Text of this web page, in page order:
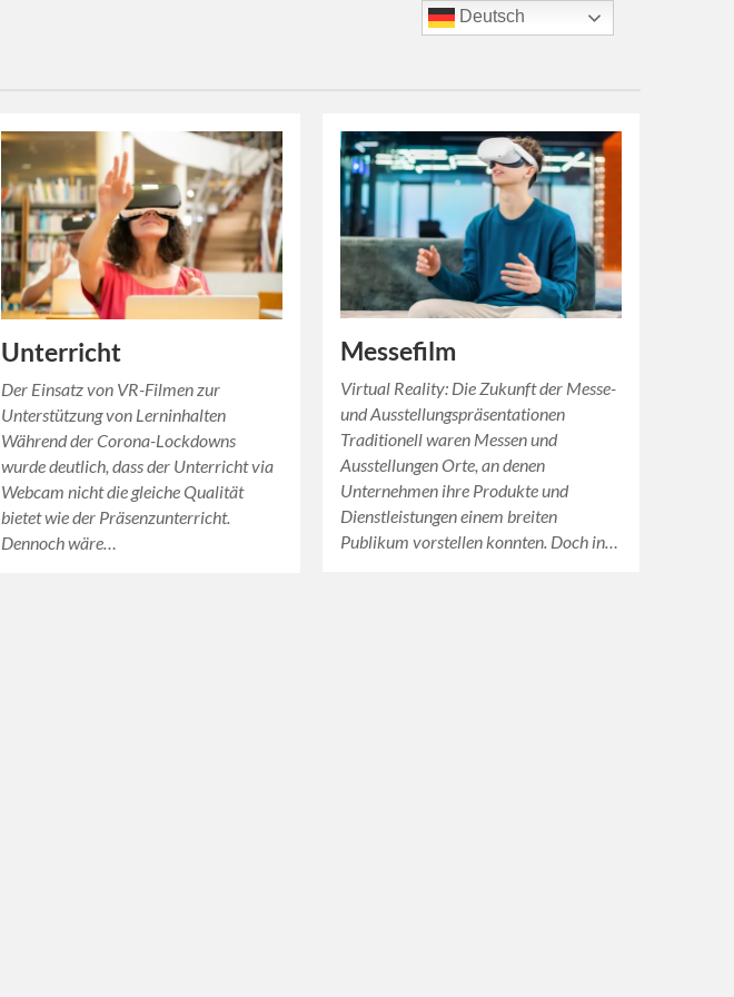
Unterricht
Der Einsatz von VR-Filmen zur
Unterstützung von Lerninhalten
Während der Corona-Lockdowns
wurde deutlich, dass der Unterricht via
Webcam nicht die gleiche Qualität
bietet wie der Präsenzunterricht.
Dennoch wäre…
Messefilm
Virtual Reality: Die Zukunft der Messe-
und Ausstellungspräsentationen
Traditionell waren Messen und
Ausstellungen Orte, an denen
Unternehmen ihre Produkte und
Dienstleistungen einem breiten
Publikum vorstellen konnten. Doch in…
Deutsch